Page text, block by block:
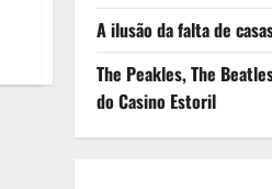
A ilusão da falta de
The Peakles, The
do Casino Estoril